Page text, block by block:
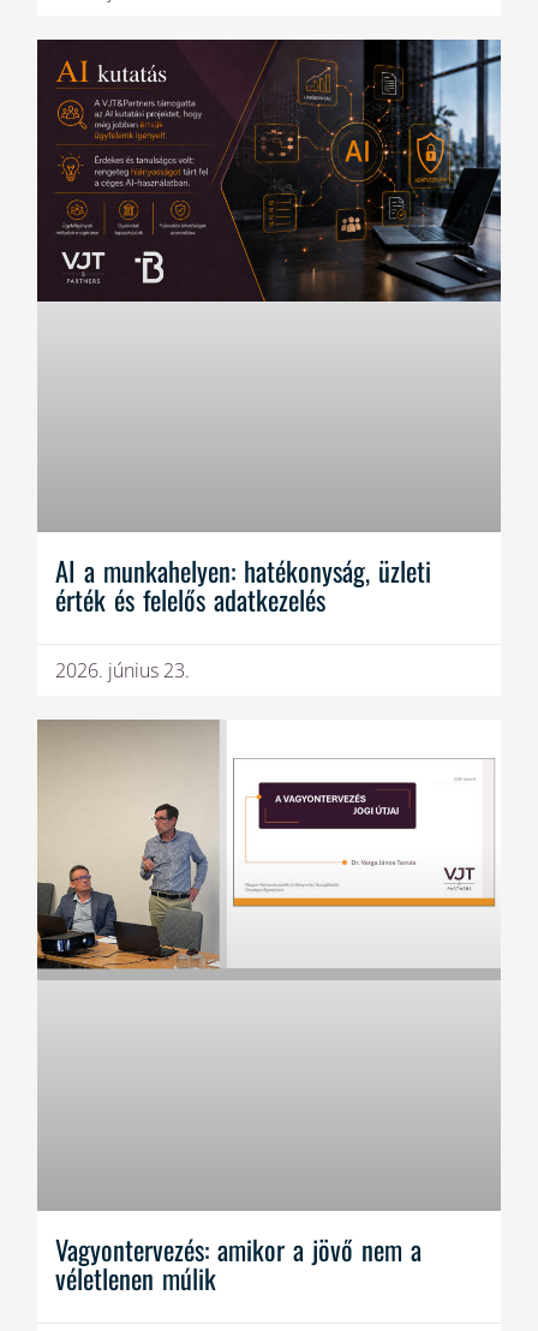
AI a munkahelyen: hatékonyság, üzleti
érték és felelős adatkezelés
2026. június 23.
Vagyontervezés: amikor a jövő nem a
véletlenen múlik